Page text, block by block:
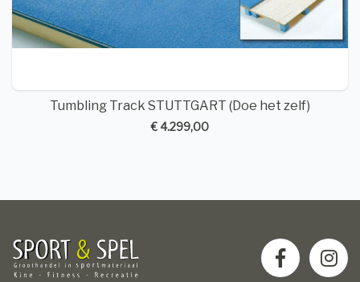
Tumbling Track STUTTGART (Doe het zelf)
€ 4.299,00